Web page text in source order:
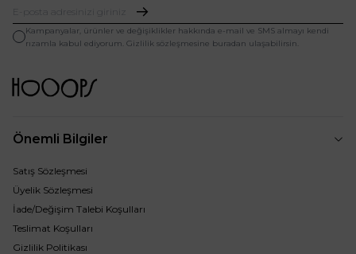
Kampanyalar, ürünler ve değişiklikler hakkında e-mail ve SMS almayı kendi
rızamla kabul ediyorum. Gizlilik sözleşmesine buradan ulaşabilirsin.
Önemli Bilgiler
Satış Sözleşmesi
Üyelik Sözleşmesi
İade/Değişim Talebi Koşulları
Teslimat Koşulları
Gizlilik Politikası